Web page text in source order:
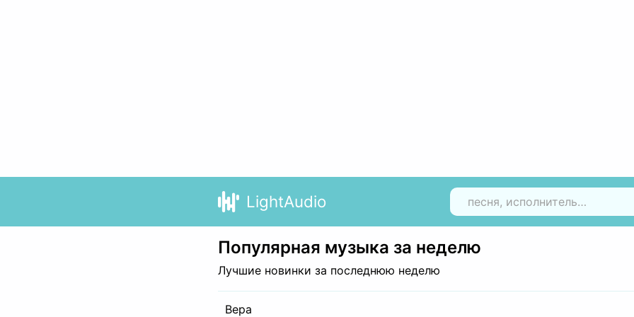
LightAudio
Популярная музыка за неделю
Лучшие новинки за последнюю неделю
Вера